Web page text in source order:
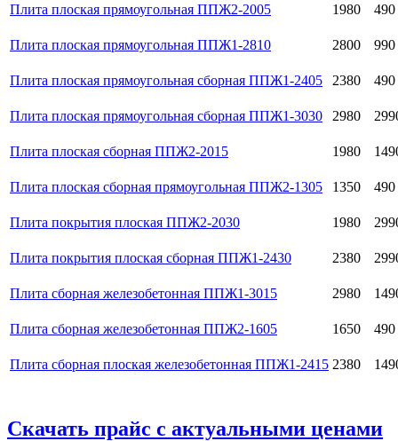
Плита плоская прямоугольная ППЖ2-2005 1980 490
Плита плоская прямоугольная ППЖ1-2810 2800 990
Плита плоская прямоугольная сборная ППЖ1-2405 2380 490
Плита плоская прямоугольная сборная ППЖ1-3030 2980
Плита плоская сборная ППЖ2-2015 1980
Плита плоская сборная прямоугольная ППЖ2-1305 1350 490
Плита покрытия плоская ППЖ2-2030 1980
Плита покрытия плоская сборная ППЖ1-2430 2380
Плита сборная железобетонная ППЖ1-3015 2980
Плита сборная железобетонная ППЖ2-1605 1650 490
Плита сборная плоская железобетонная ППЖ1-2415 2380
Скачать прайс с актуальными ценами